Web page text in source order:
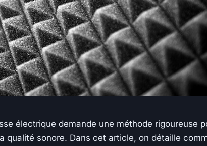
électrique demande une méthode rigoureuse
qualité sonore. Dans cet article, on détaille